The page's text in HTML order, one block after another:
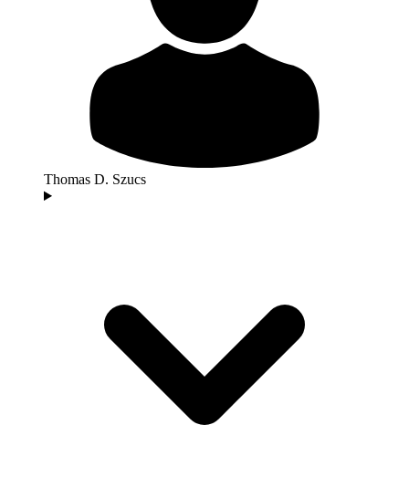
Thomas D. Szucs